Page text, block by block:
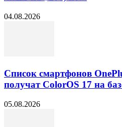
04.08.2026
Список смартфонов
получат ColorOS 17 на
05.08.2026